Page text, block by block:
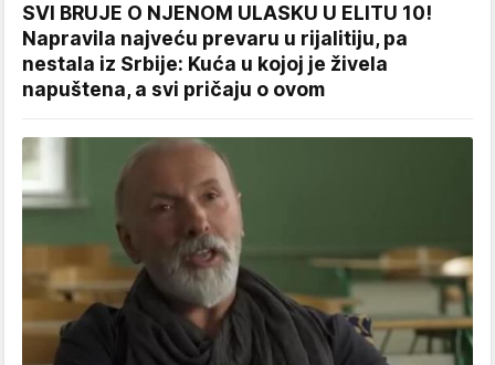
SVI BRUJE O NJENOM ULASKU U ELITU 10!
Napravila najveću prevaru u rijalitiju, pa
nestala iz Srbije: Kuća u kojoj je živela
napuštena, a svi pričaju o ovom